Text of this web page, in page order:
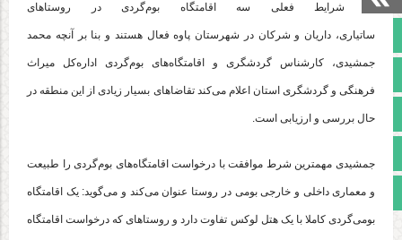
صفحه نخست
تالار گفتمان
آپارات
مجوز سایت
در شرایط فعلی سه اقامتگاه بوم‌گردی در روستاهای
ساتیاری، داریانو شرکان در شهرستان پاوه فعال هستند و بنا بر آنچه محمد
جمشیدی، کارشناس گردشگری و اقامتگاه‌های بوم‌گردی اداره‌کل میراث
فرهنگی و گردشگری استان اعلام می‌کند تقاضاهای بسیار زیادی از این منطقه در
حال بررسی و ارزیابی است.
جمشیدی مهمترین شرط موافقت با درخواست اقامتگاه‌های بوم‌گردی را طبیعت
و معماری داخلی و خارجی بومی در روستا عنوان می‌کند و می‌گوید: یک اقامتگاه
بومی‌گردی کاملا با یک هتل لوکس تفاوت دارد و روستاهای که درخواست اقامتگاه